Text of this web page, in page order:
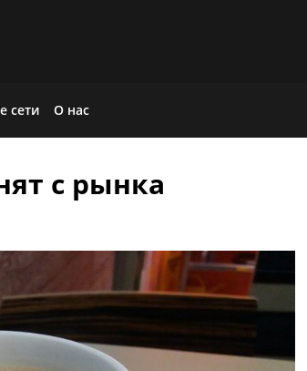
сети О нас
с рынка